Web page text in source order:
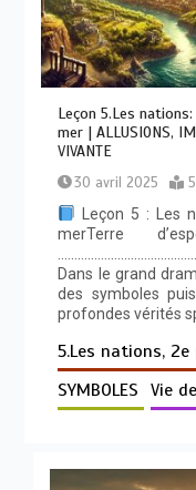
Leçon 5.Les
mer | ALLUSIONS,
VIVANTE
30 avril 2025
Leçon 5 : Les
merTerre
Dans le grand
des symboles
profondes vérités
5.Les nations,
SYMBOLES
Vie